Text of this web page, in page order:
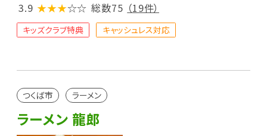
3.9 ★★★☆☆ 総数75 （19件）
キッズクラブ特典 キャッシュレス対応
つくば市 ラーメン
ラーメン 龍郎